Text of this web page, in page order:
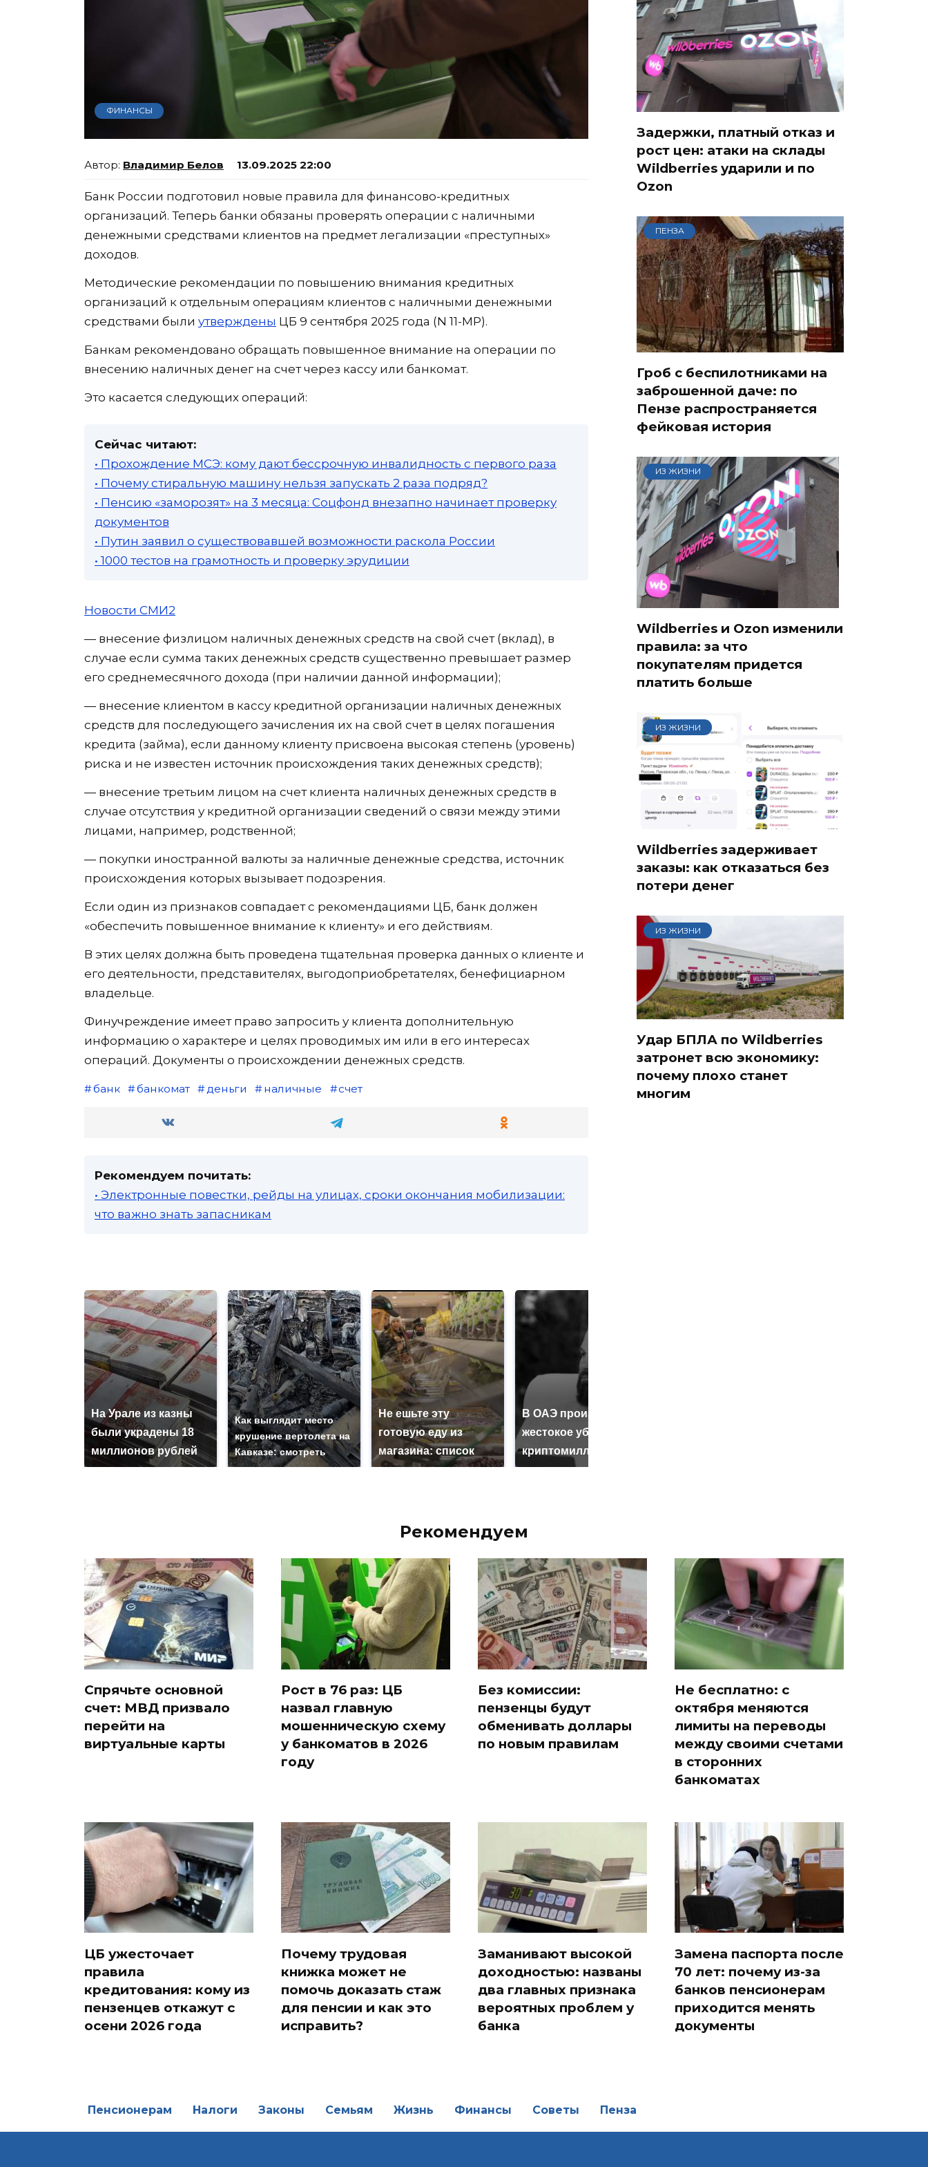
ФИНАНСЫ
Владимир Белов 13.09.2025 22:00
Банк России подготовил новые правила для финансово-кредитных
организаций. Теперь банки обязаны проверять операции с наличными
денежными средствами клиентов на предмет легализации «преступных»
доходов.
Методические рекомендации по повышению внимания кредитных
организаций к отдельным операциям клиентов с наличными денежными
средствами были утверждены ЦБ 9 сентября 2025 года (N 11-МР).
Банкам рекомендовано обращать повышенное внимание на операции по
внесению наличных денег на счет через кассу или банкомат.
Это касается следующих операций:
Сейчас читают:
• Прохождение МСЭ: кому дают бессрочную инвалидность с первого раза
• Почему стиральную машину нельзя запускать 2 раза подряд?
• Пенсию «заморозят» на 3 месяца: Соцфонд внезапно начинает проверку
документов
• Путин заявил о существовавшей возможности раскола России
• 1000 тестов на грамотность и проверку эрудиции
Новости СМИ2
— внесение физлицом наличных денежных средств на свой счет (вклад), в
случае если сумма таких денежных средств существенно превышает размер
его среднемесячного дохода (при наличии данной информации);
— внесение клиентом в кассу кредитной организации наличных денежных
средств для последующего зачисления их на свой счет в целях погашения
кредита (займа), если данному клиенту присвоена высокая степень (уровень)
риска и не известен источник происхождения таких денежных средств);
— внесение третьим лицом на счет клиента наличных денежных средств в
случае отсутствия у кредитной организации сведений о связи между этими
лицами, например, родственной;
— покупки иностранной валюты за наличные денежные средства, источник
происхождения которых вызывает подозрения.
Если один из признаков совпадает с рекомендациями ЦБ, банк должен
«обеспечить повышенное внимание к клиенту» и его действиям.
В этих целях должна быть проведена тщательная проверка данных о клиенте и
его деятельности, представителях, выгодоприобретателях, бенефициарном
владельце.
Финучреждение имеет право запросить у клиента дополнительную
информацию о характере и целях проводимых им или в его интересах
операций. Документы о происхождении денежных средств.
банк банкомат деньги наличные счет
Рекомендуем почитать:
• Электронные повестки, рейды на улицах, сроки окончания мобилизации:
что важно знать запасникам
На Урале из казны
были украдены 18
миллионов рублей
Как выглядит место
крушение вертолета на
Кавказе: смотреть
Не ешьте эту
готовую еду из
магазина: список
В ОАЭ произошло
жестокое убийство
криптомиллионера
Задержки, платный отказ и
рост цен: атаки на склады
Wildberries ударили и по
Ozon
ПЕНЗА
Гроб с беспилотниками на
заброшенной даче: по
Пензе распространяется
фейковая история
ИЗ ЖИЗНИ
Wildberries и Ozon изменили
правила: за что
покупателям придется
платить больше
ИЗ ЖИЗНИ
Wildberries задерживает
заказы: как отказаться без
потери денег
ИЗ ЖИЗНИ
Удар БПЛА по Wildberries
затронет всю экономику:
почему плохо станет
многим
Рекомендуем
Спрячьте основной
счет: МВД призвало
перейти на
виртуальные карты
Рост в 76 раз: ЦБ
назвал главную
мошенническую схему
у банкоматов в 2026
году
Без комиссии:
пензенцы будут
обменивать доллары
по новым правилам
Не бесплатно: с
октября меняются
лимиты на переводы
между своими счетами
в сторонних
банкоматах
ЦБ ужесточает
правила
кредитования: кому из
пензенцев откажут с
осени 2026 года
Почему трудовая
книжка может не
помочь доказать стаж
для пенсии и как это
исправить?
Заманивают высокой
доходностью: названы
два главных признака
вероятных проблем у
банка
Замена паспорта после
70 лет: почему из-за
банков пенсионерам
приходится менять
документы
Пенсионерам Налоги Законы Семьям Жизнь Финансы Советы Пенза